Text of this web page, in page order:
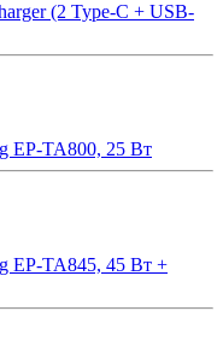
(2 Type-C + USB-
EP-TA800, 25 Вт
EP-TA845, 45 Вт +